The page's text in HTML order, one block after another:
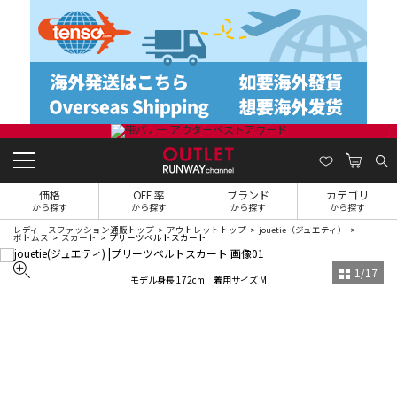
価格
から探す
OFF 率
から探す
ブランド
から探す
カテゴリ
から探す
レディースファッション通販トップ アウトレットトップ jouetie（ジュエティ）
ボトムス スカート プリーツベルトスカート
モデル身長 172cm 着用サイズ M 1 /17